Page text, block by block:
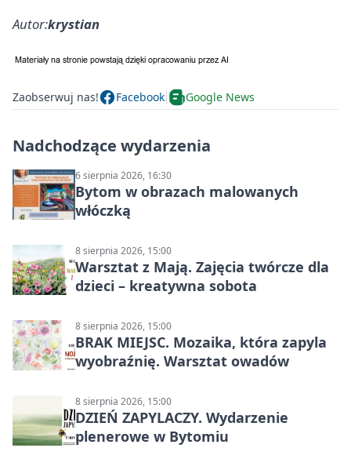
Autor:krystian
Zaobserwuj nas! Facebook Google News
Nadchodzące wydarzenia
6 sierpnia 2026, 16:30
Bytom w obrazach malowanych
włóczką
8 sierpnia 2026, 15:00
Warsztat z Mają. Zajęcia twórcze dla
dzieci – kreatywna sobota
8 sierpnia 2026, 15:00
BRAK MIEJSC. Mozaika, która zapyla
wyobraźnię. Warsztat owadów
8 sierpnia 2026, 15:00
DZIEŃ ZAPYLACZY. Wydarzenie
plenerowe w Bytomiu